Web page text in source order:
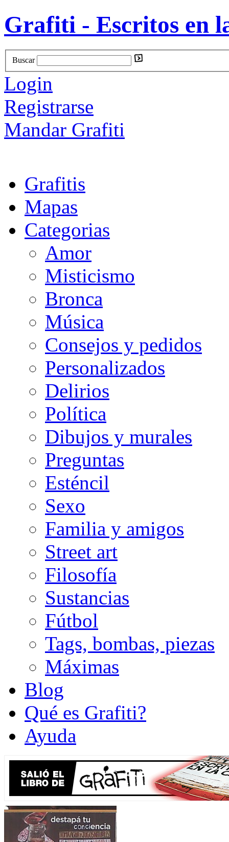
Grafiti - Escritos en
Buscar
Login
Registrarse
Mandar Grafiti
Grafitis
Mapas
Categorias
Amor
Misticismo
Bronca
Música
Consejos y pedidos
Personalizados
Delirios
Política
Dibujos y murales
Preguntas
Esténcil
Sexo
Familia y amigos
Street art
Filosofía
Sustancias
Fútbol
Tags, bombas, piezas
Máximas
Blog
Qué es Grafiti?
Ayuda